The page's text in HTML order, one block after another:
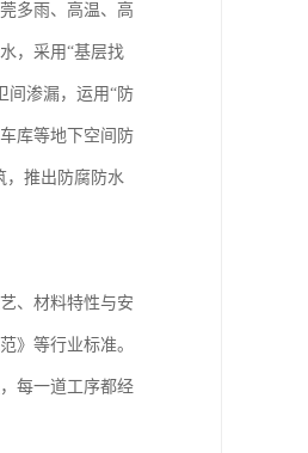
多雨、高温、高
，采用“基层找
间渗漏，运用“防
库等地下空间防
，推出防腐防水
、材料特性与安
》等行业标准。
每一道工序都经